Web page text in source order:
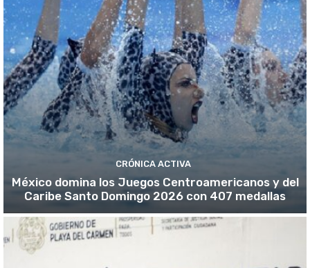
CRÓNICA ACTIVA
México domina los Juegos Centroamericanos y del
Caribe Santo Domingo 2026 con 407 medallas